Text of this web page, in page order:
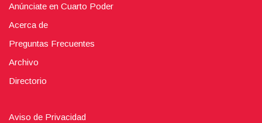
Anúnciate en Cuarto Poder
Acerca de
Preguntas Frecuentes
Archivo
Directorio
Aviso de Privacidad